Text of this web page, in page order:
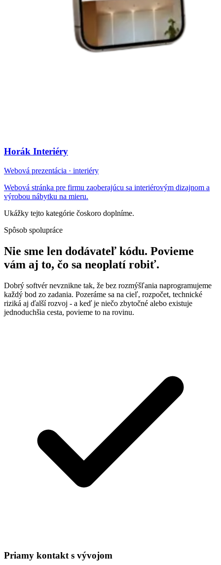
Horák Interiéry
Webová prezentácia · interiéry
Webová stránka pre firmu zaoberajúcu sa interiérovým dizajnom a
výrobou nábytku na mieru.
Ukážky tejto kategórie čoskoro doplníme.
Spôsob spolupráce
Nie sme len dodávateľ kódu. Povieme
vám aj to, čo sa neoplatí robiť.
Dobrý softvér nevznikne tak, že bez rozmýšľania naprogramujeme
každý bod zo zadania. Pozeráme sa na cieľ, rozpočet, technické
riziká aj ďalší rozvoj - a keď je niečo zbytočné alebo existuje
jednoduchšia cesta, povieme to na rovinu.
Priamy kontakt s vývojom